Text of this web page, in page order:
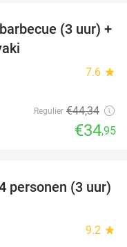
21%
(3 uur) +
7.6 star
Regulier €44,34
€34,95
31%
personen (3 uur)
9.2 star